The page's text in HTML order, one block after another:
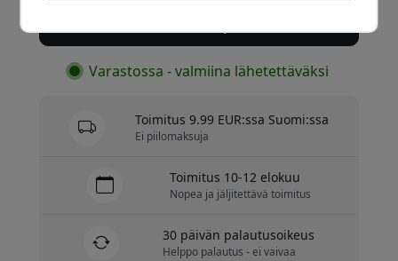
Varastossa - valmiina lähetettäväksi
Toimitus 9.99 EUR:ssa Suomi:ssa
Ei piilomaksuja
Toimitus 10-12 elokuu
Nopea ja jäljitettävä toimitus
30 päivän palautusoikeus
Helppo palautus - ei vaivaa